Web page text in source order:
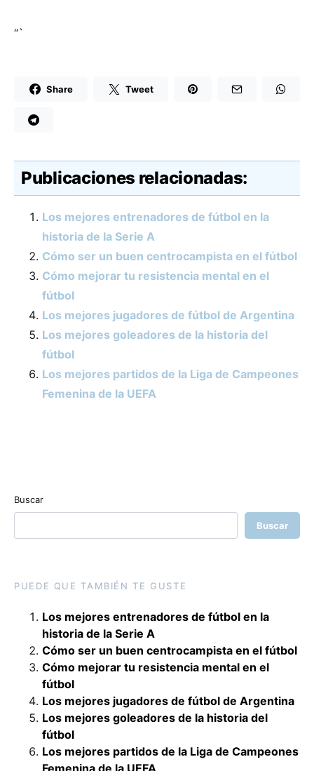
“`
Share Tweet
Publicaciones relacionadas:
Los mejores entrenadores de fútbol en la
historia de la Serie A
Cómo ser un buen centrocampista en el fútbol
Cómo mejorar tu resistencia mental en el
fútbol
Los mejores jugadores de fútbol de Argentina
Los mejores goleadores de la historia del
fútbol
Los mejores partidos de la Liga de Campeones
Femenina de la UEFA
Buscar
Buscar
PUEDE QUE TAMBIÉN TE GUSTE
Los mejores entrenadores de fútbol en la
historia de la Serie A
Cómo ser un buen centrocampista en el fútbol
Cómo mejorar tu resistencia mental en el
fútbol
Los mejores jugadores de fútbol de Argentina
Los mejores goleadores de la historia del
fútbol
Los mejores partidos de la Liga de Campeones
Femenina de la UEFA